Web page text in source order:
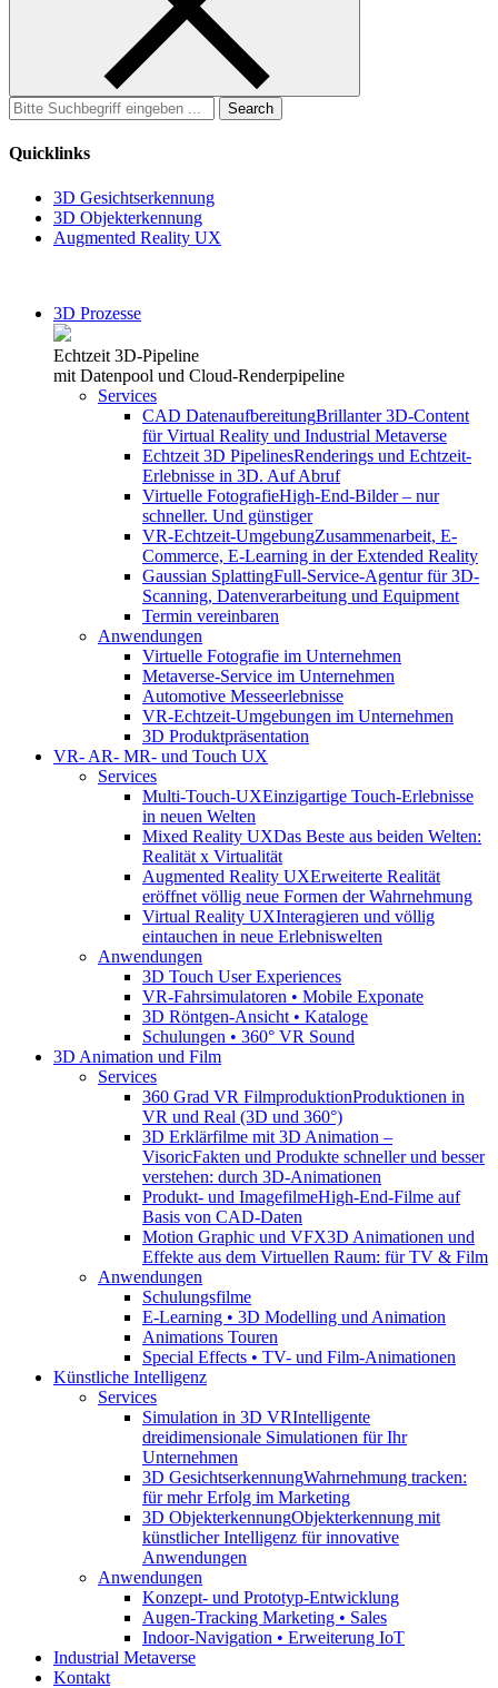
Search
for:
Quicklinks
3D Gesichtserkennung
3D Objekterkennung
Augmented Reality UX
3D Prozesse
Echtzeit 3D-Pipeline
mit Datenpool und Cloud-Renderpipeline
Services
CAD DatenaufbereitungBrillanter 3D-Content
für Virtual Reality und Industrial Metaverse
Echtzeit 3D PipelinesRenderings und Echtzeit-
Erlebnisse in 3D. Auf Abruf
Virtuelle FotografieHigh-End-Bilder – nur
schneller. Und günstiger
VR-Echtzeit-UmgebungZusammenarbeit, E-
Commerce, E-Learning in der Extended Reality
Gaussian SplattingFull-Service-Agentur für 3D-
Scanning, Datenverarbeitung und Equipment
Termin vereinbaren
Anwendungen
Virtuelle Fotografie im Unternehmen
Metaverse-Service im Unternehmen
Automotive Messeerlebnisse
VR-Echtzeit-Umgebungen im Unternehmen
3D Produktpräsentation
VR- AR- MR- und Touch UX
Services
Multi-Touch-UXEinzigartige Touch-Erlebnisse
in neuen Welten
Mixed Reality UXDas Beste aus beiden Welten:
Realität x Virtualität
Augmented Reality UXErweiterte Realität
eröffnet völlig neue Formen der Wahrnehmung
Virtual Reality UXInteragieren und völlig
eintauchen in neue Erlebniswelten
Anwendungen
3D Touch User Experiences
VR-Fahrsimulatoren • Mobile Exponate
3D Röntgen-Ansicht • Kataloge
Schulungen • 360° VR Sound
3D Animation und Film
Services
360 Grad VR FilmproduktionProduktionen in
VR und Real (3D und 360°)
3D Erklärfilme mit 3D Animation –
VisoricFakten und Produkte schneller und besser
verstehen: durch 3D-Animationen
Produkt- und ImagefilmeHigh-End-Filme auf
Basis von CAD-Daten
Motion Graphic und VFX3D Animationen und
Effekte aus dem Virtuellen Raum: für TV & Film
Anwendungen
Schulungsfilme
E-Learning • 3D Modelling und Animation
Animations Touren
Special Effects • TV- und Film-Animationen
Künstliche Intelligenz
Services
Simulation in 3D VRIntelligente
dreidimensionale Simulationen für Ihr
Unternehmen
3D GesichtserkennungWahrnehmung tracken:
für mehr Erfolg im Marketing
3D ObjekterkennungObjekterkennung mit
künstlicher Intelligenz für innovative
Anwendungen
Anwendungen
Konzept- und Prototyp-Entwicklung
Augen-Tracking Marketing • Sales
Indoor-Navigation • Erweiterung IoT
Industrial Metaverse
Kontakt